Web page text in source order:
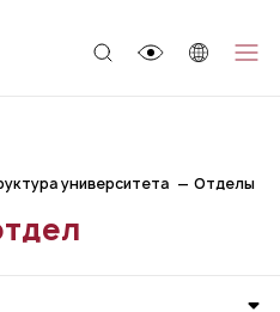
университета Отделы